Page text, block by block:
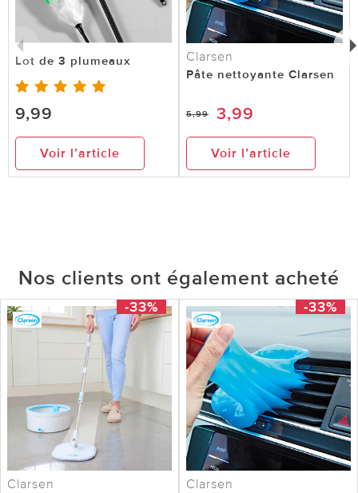
Lot de 3 plumeaux
9,99
Voir l’article
Clarsen
Pâte nettoyante Clarsen
5,99 3,99
Voir l’article
Nos clients ont également acheté
-33%
Clarsen
-33%
Clarsen